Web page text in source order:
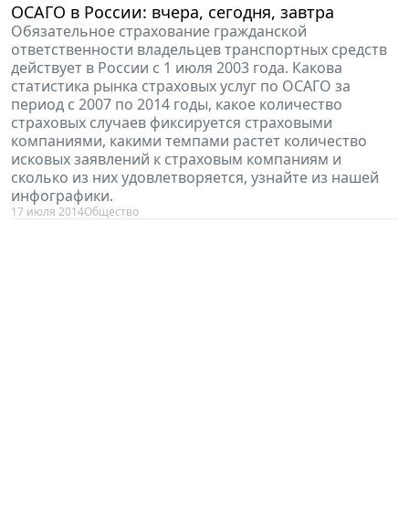
ОСАГО в России: вчера, сегодня, завтра
Обязательное страхование гражданской
ответственности владельцев транспортных средств
действует в России с 1 июля 2003 года. Какова
статистика рынка страховых услуг по ОСАГО за
период с 2007 по 2014 годы, какое количество
страховых случаев фиксируется страховыми
компаниями, какими темпами растет количество
исковых заявлений к страховым компаниям и
сколько из них удовлетворяется, узнайте из нашей
инфографики.
17 июля 2014Общество